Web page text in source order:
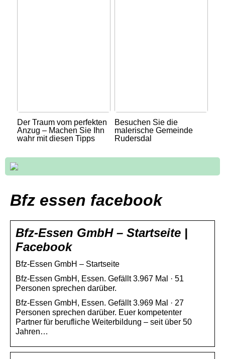
Der Traum vom perfekten
Anzug – Machen Sie Ihn
wahr mit diesen Tipps
Besuchen Sie die
malerische Gemeinde
Rudersdal
Bfz essen facebook
Bfz-Essen GmbH – Startseite |
Facebook
Bfz-Essen GmbH – Startseite
Bfz-Essen GmbH, Essen. Gefällt 3.967 Mal · 51
Personen sprechen darüber.
Bfz-Essen GmbH, Essen. Gefällt 3.969 Mal · 27
Personen sprechen darüber. Euer kompetenter
Partner für berufliche Weiterbildung – seit über 50
Jahren…